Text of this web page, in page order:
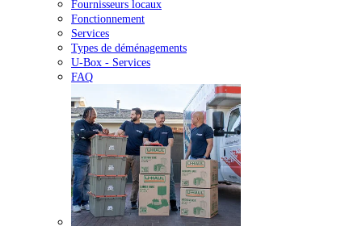
Fournisseurs locaux
Fonctionnement
Services
Types de déménagements
U-Box - Services
FAQ